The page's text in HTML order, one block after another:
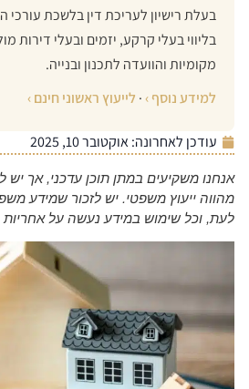
בעלת רישיון לעריכת דין בלשכת עורכי
בליווי בעלי קרקע, יזמים ובעלי דירות
מקומיות והוועדה לתכנון ובנייה.
למידע נוסף ›· לייעוץ ראשוני חינם ›
עודכן לאחרונה:אוקטובר 10, 2025
אנחנו משקיעים במתן תוכן עדכני, אך יש
מהווה ייעוץ משפטי. יש לזכור שמידע
לעת, וכל שימוש במידע נעשה על